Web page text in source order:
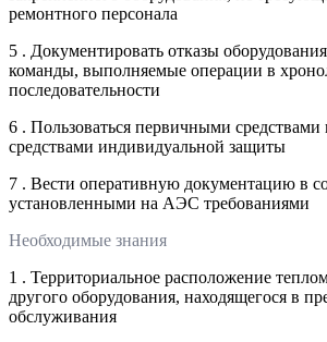
ремонтного персонала
5 . Документировать отказы
команды, выполняемые операции в
последовательности
6 . Пользоваться первичными
средствами индивидуальной защиты
7 . Вести оперативную документацию в
установленными на АЭС требованиями
Необходимые знания
1 . Территориальное расположение
другого оборудования, находящегося в
обслуживания